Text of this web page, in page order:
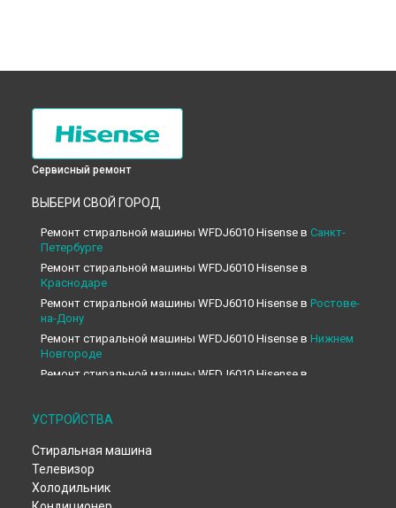
Сервисный ремонт
ВЫБЕРИ СВОЙ ГОРОД
Ремонт стиральной машины WFDJ6010 Hisense в Санкт-
Петербурге
Ремонт стиральной машины WFDJ6010 Hisense в
Краснодаре
Ремонт стиральной машины WFDJ6010 Hisense в Ростове-
на-Дону
Ремонт стиральной машины WFDJ6010 Hisense в Нижнем
Новгороде
Ремонт стиральной машины WFDJ6010 Hisense в
Ремонт стиральной машины WFDJ6010 Hisense в
Челябинске
Ремонт стиральной машины WFDJ6010 Hisense в
Екатеринбурге
Ремонт стиральной машины WFDJ6010 Hisense в
Ремонт стиральной машины WFDJ6010 Hisense в
УСТРОЙСТВА
Стиральная машина
Телевизор
Холодильник